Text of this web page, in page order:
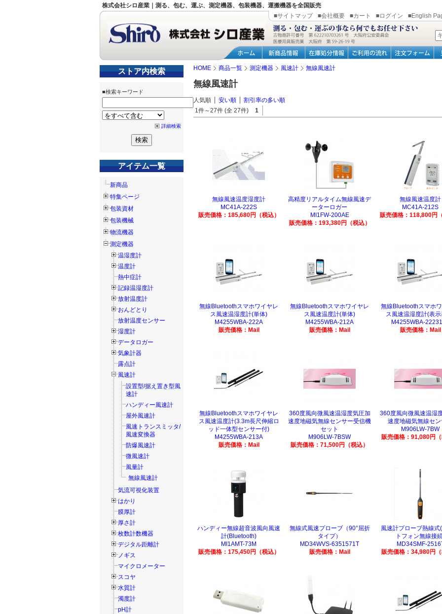
株式会社シロ産業｜測る、包む、運ぶ、測定機器、包装機器、運搬機器を全国販売
■サイトマップ
■会社概要 ■カート ■ログイン ■English
ストア内検索
■検索キーワード
詳細検索
アイテム一覧
新商品
特集ページ
包装資材
包装機械
物流機器
測定機器
温湿度計
温度計
熱中症計
記録温湿度計
放射温度計
おんどとり
放射温度センサー
湿度計
データロガー
気象計器
露点計
風速計
設置型/据え置き型風
速計
ハンディー風速計
屋外風速計
風速トランスミッタ/
風速変換器
防爆風速計
微風速計
風量計
無線風速計
気流可視化装置
はかり
膜厚計
厚さ計
枚数計数機器
デジタル距離計
ノギス
マイクロメーター
スコヤ
水質計
濁度計
pH計
HOME 商品一覧 測定機器 風速計 無線風速計
無線風速計
人気順 安い順
割引率の多い順
1件～27件 (全 27件)
1
無線風速温度湿度計
MC41A-222S
販売価格：185,680円（税込）
高精度リアルタイム無線風速デ
ーターロガー
MI1FW-200AE
販売価格：193,380円（税込）
無線風速温度計
MC41A-212S
販売価格：118,800円
無線Bluetoothスマホワイヤレ
ス風速温湿度計(単体)
M4255WBA-222A
販売価格：Mail
無線Bluetoothスマホワイヤレ
ス風速温度計(単体)
M4255WBA-212A
販売価格：Mail
無線Bluetoothスマホ
ス風速温湿度計(表
M4255WBA-
販売価格：Mail
無線Bluetoothスマホワイヤレ
ス風速温度計(3.3m長尺伸縮ロ
ッド一体型センサー付)
M4255WBA-213A
販売価格：Mail
360度風向微風速温湿度気圧加
速度地磁気無線センサー受信機
セット
M906LW-7BSW
販売価格：71,500円（税込）
360度風向微風速温湿
速度地磁気無線セ
M906LW-7BW
販売価格：91,080円
ハンディー無線超音波風向風速
計(Bluetooth)
MI1AMT-73M
販売価格：175,450円（税込）
無線式風速プローブ（90°屈折
タイプ）
MD34WVS-6351571T
販売価格：Mail
風速計プローブ熱線式
トフォン無線接
MD34SMF-
販売価格：34,980円